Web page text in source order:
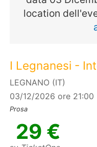
location
I Legnanesi -
LEGNANO (IT)
03/12/2026 ore 21:00
Prosa
29 €